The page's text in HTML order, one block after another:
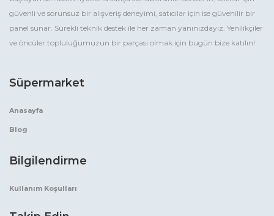
güvenli ve sorunsuz bir alışveriş deneyimi, satıcılar için ise güvenilir bir
panel sunar. Sürekli teknik destek ile her zaman yanınızdayız. Yenilikçiler
ve öncüler topluluğumuzun bir parçası olmak için bugün bize katılın!
Süpermarket
Anasayfa
Blog
Bilgilendirme
Kullanım Koşulları